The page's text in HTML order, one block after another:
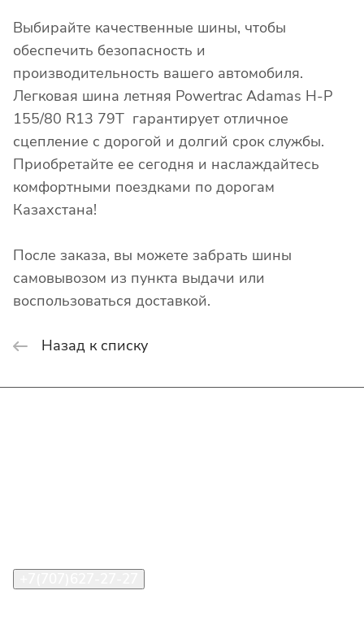
Выбирайте качественные шины, чтобы
обеспечить безопасность и
производительность вашего автомобиля.
Легковая шина летняя Powertrac Adamas H-P
155/80 R13 79T гарантирует отличное
сцепление с дорогой и долгий срок службы.
Приобретайте ее сегодня и наслаждайтесь
комфортными поездками по дорогам
Казахстана!
После заказа, вы можете забрать шины
самовывозом из пункта выдачи или
воспользоваться доставкой.
Назад к списку